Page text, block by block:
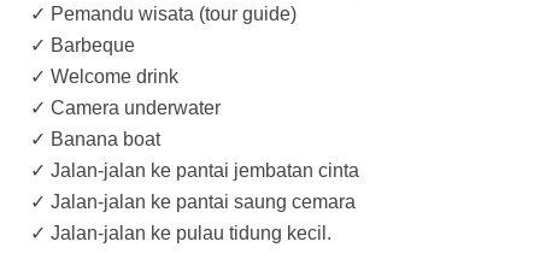
✓ Pemandu wisata (tour guide)
✓ Barbeque
✓ Welcome drink
✓ Camera underwater
✓ Banana boat
✓ Jalan-jalan ke pantai jembatan cinta
✓ Jalan-jalan ke pantai saung cemara
✓ Jalan-jalan ke pulau tidung kecil.